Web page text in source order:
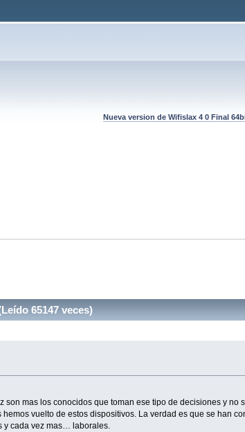
Nueva version de Wifislax 4 0 Final
65147 veces)
mas los conocidos que toman ese tipo de decisiones y no
vuelto de estos dispositivos. La verdad es que se han
y cada vez mas… laborales.